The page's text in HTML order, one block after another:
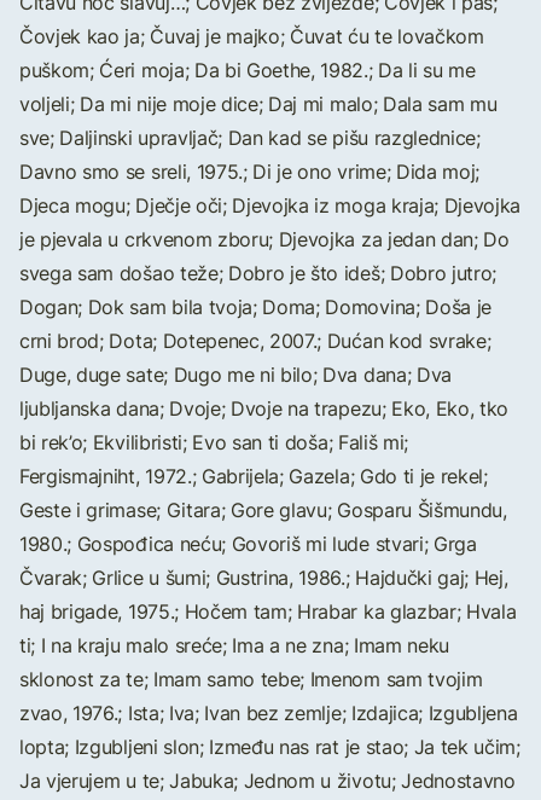
Čovjek kao ja; Čuvaj je majko; Čuvat ću te lovačkom
puškom; Ćeri moja; Da bi Goethe, 1982.; Da li su me
voljeli; Da mi nije moje dice; Daj mi malo; Dala sam mu
sve; Daljinski upravljač; Dan kad se pišu razglednice;
Davno smo se sreli, 1975.; Di je ono vrime; Dida moj;
Djeca mogu; Dječje oči; Djevojka iz moga kraja; Djevojka
je pjevala u crkvenom zboru; Djevojka za jedan dan; Do
svega sam došao teže; Dobro je što ideš; Dobro jutro;
Dogan; Dok sam bila tvoja; Doma; Domovina; Doša je
crni brod; Dota; Dotepenec, 2007.; Dućan kod svrake;
Duge, duge sate; Dugo me ni bilo; Dva dana; Dva
ljubljanska dana; Dvoje; Dvoje na trapezu; Eko, Eko, tko
bi rek’o; Ekvilibristi; Evo san ti doša; Fališ mi;
Fergismajniht, 1972.; Gabrijela; Gazela; Gdo ti je rekel;
Geste i grimase; Gitara; Gore glavu; Gosparu Šišmundu,
1980.; Gospođica neću; Govoriš mi lude stvari; Grga
Čvarak; Grlice u šumi; Gustrina, 1986.; Hajdučki gaj; Hej,
haj brigade, 1975.; Hočem tam; Hrabar ka glazbar; Hvala
ti; I na kraju malo sreće; Ima a ne zna; Imam neku
sklonost za te; Imam samo tebe; Imenom sam tvojim
zvao, 1976.; Ista; Iva; Ivan bez zemlje; Izdajica; Izgubljena
lopta; Izgubljeni slon; Između nas rat je stao; Ja tek učim;
Ja vjerujem u te; Jabuka; Jednom u životu; Jednostavno